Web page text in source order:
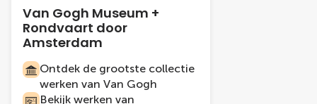
Van Gogh Museum +
Rondvaart door
Amsterdam
Ontdek de grootste collectie
werken van Van Gogh
Bekijk werken van